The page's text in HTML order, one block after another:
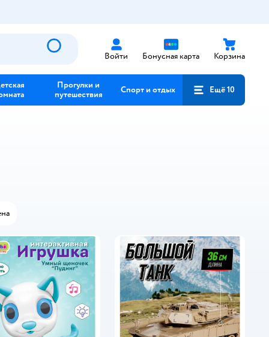
Войти Бонусная карта Корзина
Прогулки и
путешествия
Спорт и отдых Ещё 10